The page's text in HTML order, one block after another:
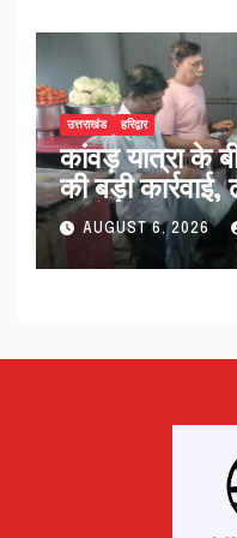
उत्तराखंड हरिद्वार
कांवड़ यात्रा के
की बड़ी
नमूने…
AUGUST 6, 2026